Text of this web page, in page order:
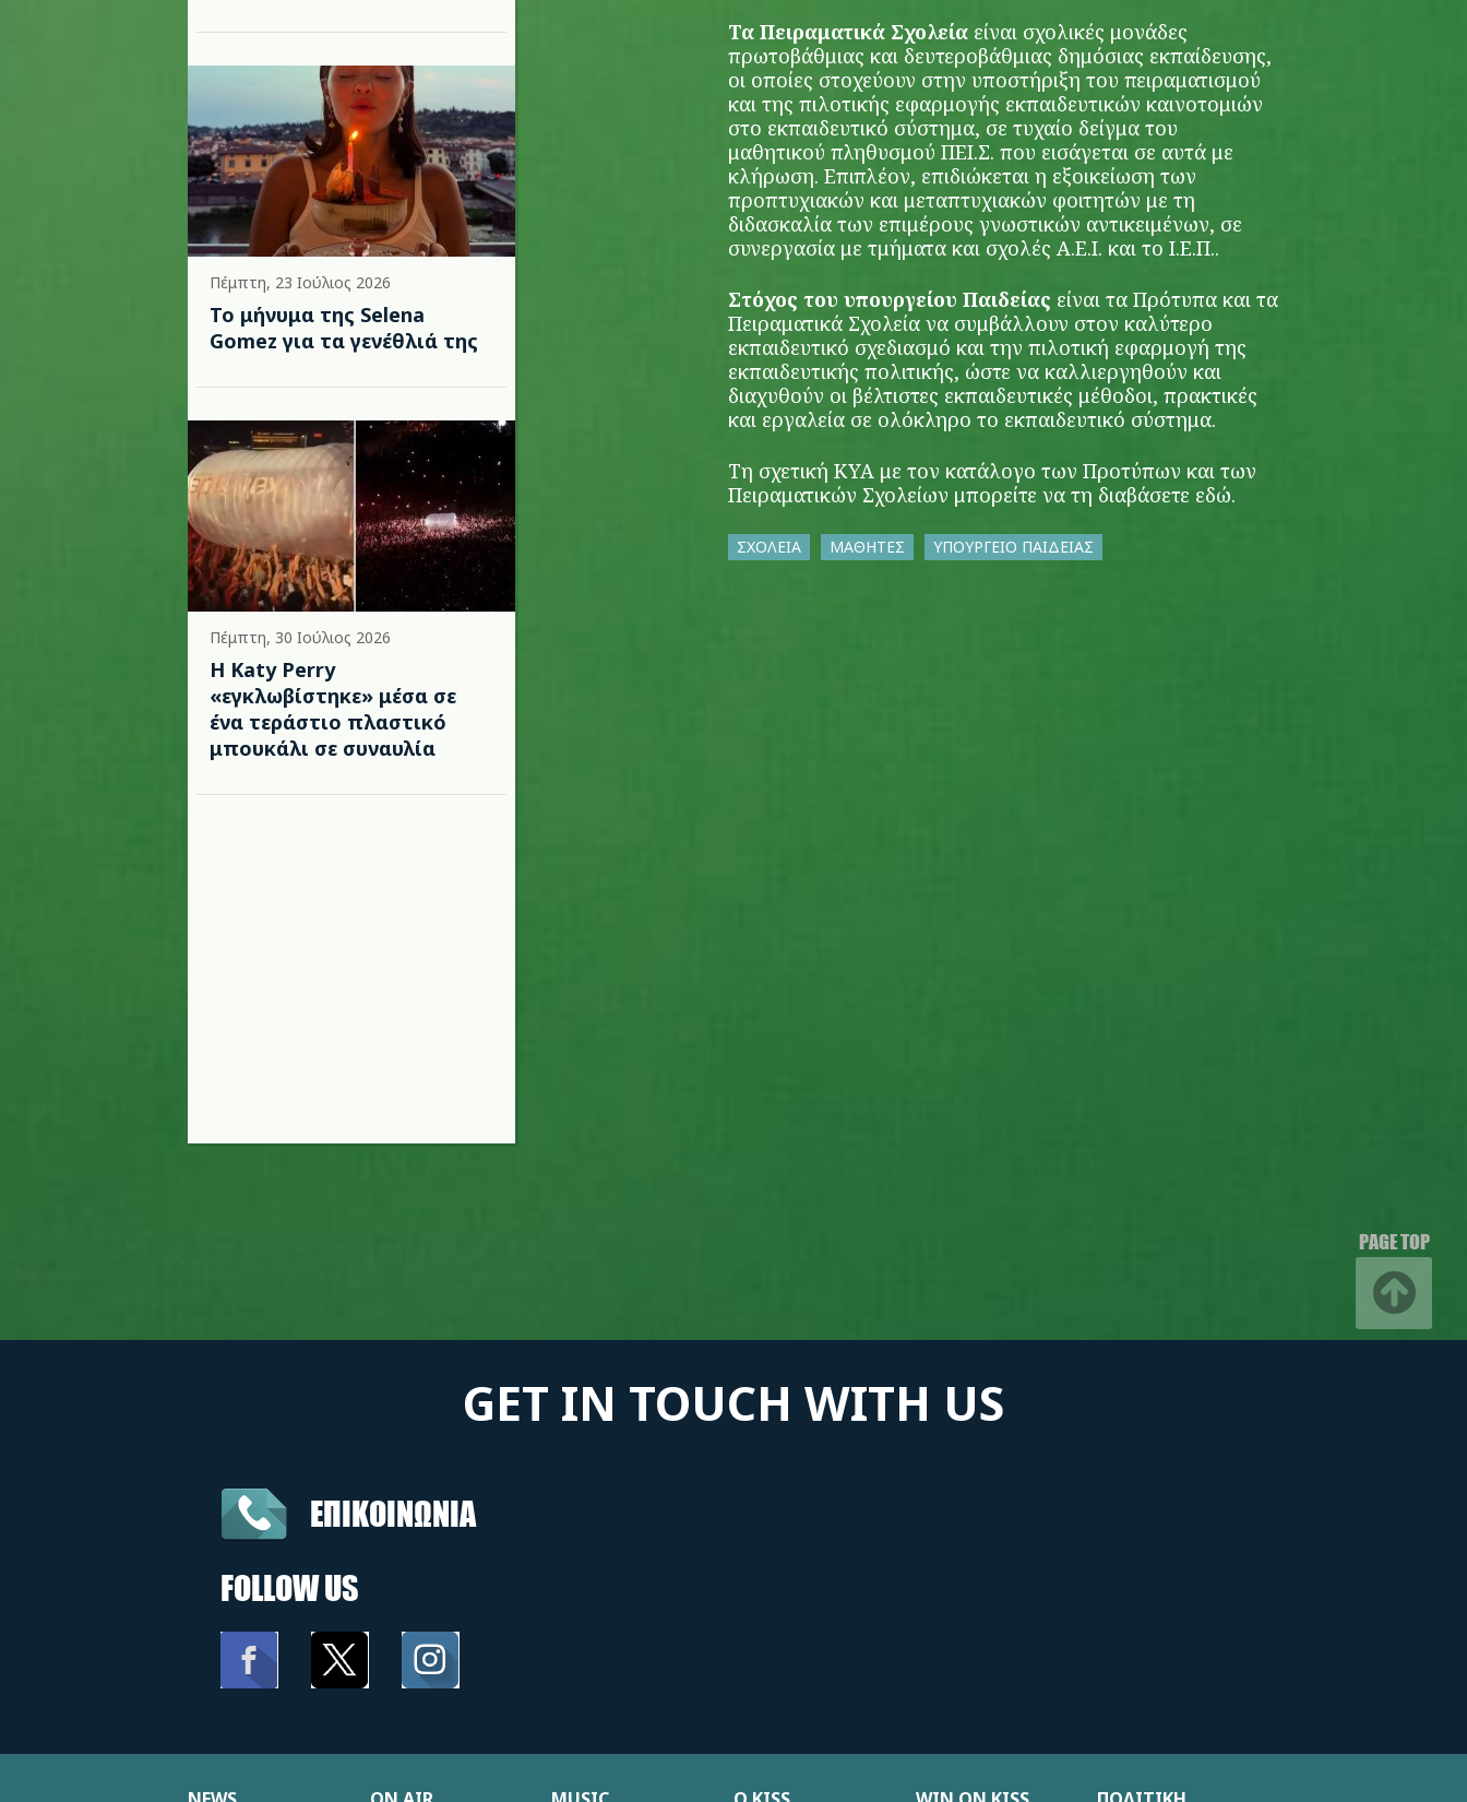
Πέμπτη, 23 Ιούλιος 2026
Το μήνυμα της Selena
Gomez για τα γενέθλιά της
Πέμπτη, 30 Ιούλιος 2026
H Katy Perry
«εγκλωβίστηκε» μέσα σε
ένα τεράστιο πλαστικό
μπουκάλι σε συναυλία
Τα Πειραματικά Σχολεία είναι σχολικές μονάδες
πρωτοβάθμιας και δευτεροβάθμιας δημόσιας εκπαίδευσης,
οι οποίες στοχεύουν στην υποστήριξη του πειραματισμού
και της πιλοτικής εφαρμογής εκπαιδευτικών καινοτομιών
στο εκπαιδευτικό σύστημα, σε τυχαίο δείγμα του
μαθητικού πληθυσμού ΠΕΙ.Σ. που εισάγεται σε αυτά με
κλήρωση. Επιπλέον, επιδιώκεται η εξοικείωση των
προπτυχιακών και μεταπτυχιακών φοιτητών με τη
διδασκαλία των επιμέρους γνωστικών αντικειμένων, σε
συνεργασία με τμήματα και σχολές Α.Ε.Ι. και το Ι.Ε.Π..
Στόχος του υπουργείου Παιδείας είναι τα Πρότυπα και τα
Πειραματικά Σχολεία να συμβάλλουν στον καλύτερο
εκπαιδευτικό σχεδιασμό και την πιλοτική εφαρμογή της
εκπαιδευτικής πολιτικής, ώστε να καλλιεργηθούν και
διαχυθούν οι βέλτιστες εκπαιδευτικές μέθοδοι, πρακτικές
και εργαλεία σε ολόκληρο το εκπαιδευτικό σύστημα.
Τη σχετική ΚΥΑ με τον κατάλογο των Προτύπων και των
Πειραματικών Σχολείων μπορείτε να τη διαβάσετε εδώ.
ΣΧΟΛΕΙΑ ΜΑΘΗΤΕΣ ΥΠΟΥΡΓΕΙΟ ΠΑΙΔΕΙΑΣ
PAGE TOP
GET IN TOUCH WITH US
ΕΠΙΚΟΙΝΩΝΙΑ
FOLLOW US